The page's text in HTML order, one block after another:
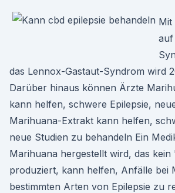
Mit
auf
das Lennox-Gastaut-Syndrom wird
Darüber hinaus können Ärzte
kann helfen, schwere Epilepsie,
Marihuana-Extrakt kann helfen,
neue Studien zu behandeln Ein
Marihuana hergestellt wird, das kein
produziert, kann helfen, Anfälle bei
bestimmten Arten von Epilepsie zu